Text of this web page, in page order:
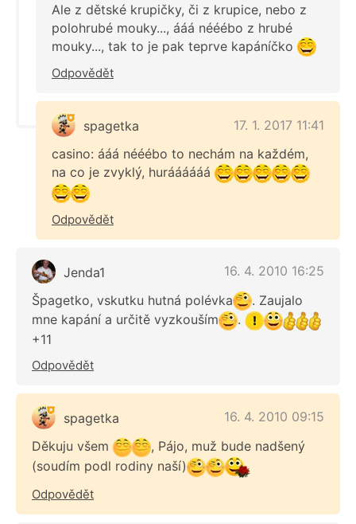
Ale z dětské krupičky, či z krupice, nebo z
polohrubé mouky..., ááá nééébo z hrubé
mouky..., tak to je pak teprve kapáníčko
Odpovědět
spagetka
17. 1. 2017 11:41
casino: ááá nééébo to nechám na každém,
na co je zvyklý, huráááááá
Odpovědět
Jenda1
16. 4. 2010 16:25
Špagetko, vskutku hutná polévka
. Zaujalo
mne kapání a určitě vyzkouším
.
+11
Odpovědět
spagetka
16. 4. 2010 09:15
Děkuju všem
, Pájo, muž bude nadšený
(soudím podl rodiny naší)
Odpovědět